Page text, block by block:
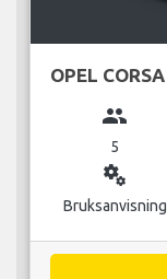
OPEL CORSA
group
5
miscellaneous_services
Bruksanvisning